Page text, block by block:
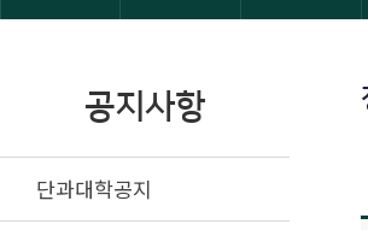
공지사항
단과대학공지